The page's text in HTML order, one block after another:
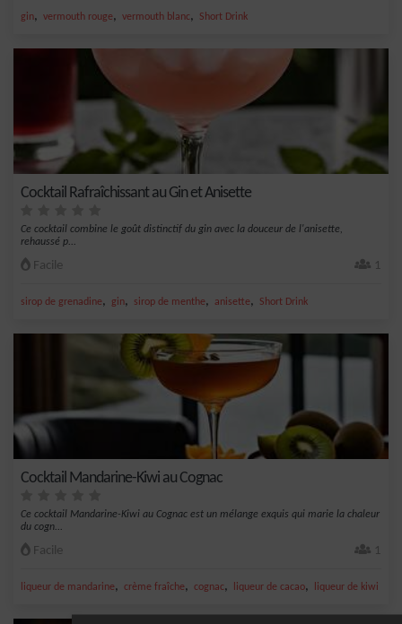
gin, vermouth rouge, vermouth blanc, Short Drink
Cocktail Rafraîchissant au Gin et Anisette
Ce cocktail combine le goût distinctif du gin avec la douceur de l'anisette,
rehaussé p...
Facile 1
sirop de grenadine, gin, sirop de menthe, anisette, Short Drink
Cocktail Mandarine-Kiwi au Cognac
Ce cocktail Mandarine-Kiwi au Cognac est un mélange exquis qui marie la chaleur
du cogn...
Facile 1
liqueur de mandarine, crème fraîche, cognac, liqueur de cacao, liqueur de kiwi